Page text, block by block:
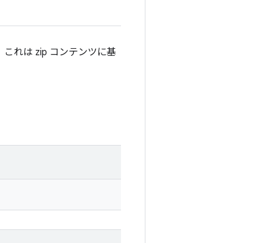
れは zip コンテンツに基